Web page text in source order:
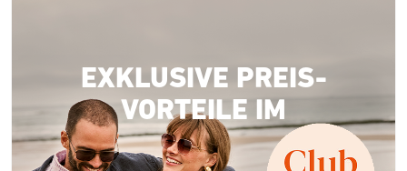
EXKLUSIVE PREIS-
VORTEILE IM